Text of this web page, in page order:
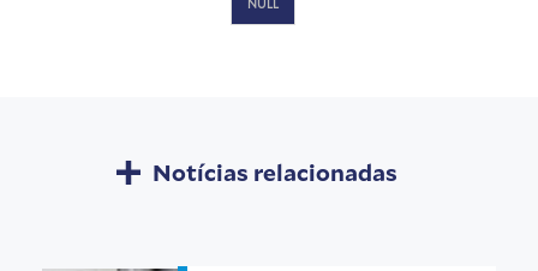
Notícias relacionadas